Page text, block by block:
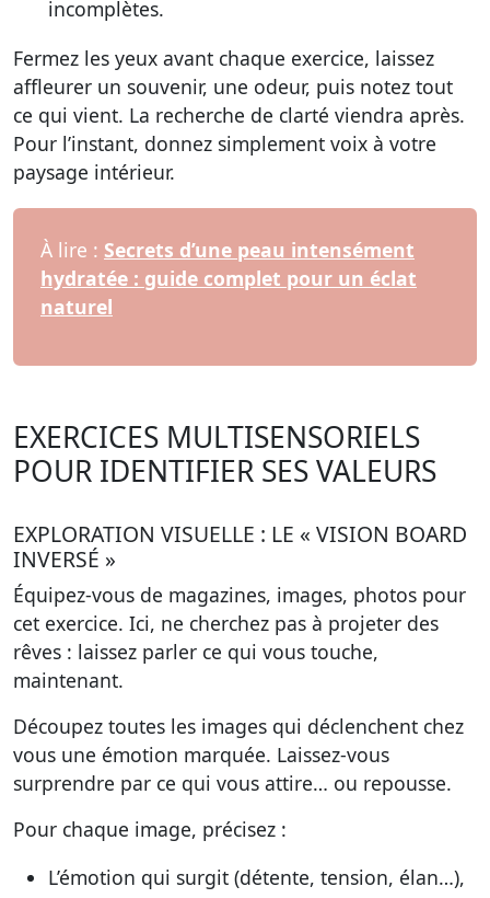
incomplètes.
Fermez les yeux avant chaque exercice, laissez
affleurer un souvenir, une odeur, puis notez tout
ce qui vient. La recherche de clarté viendra après.
Pour l’instant, donnez simplement voix à votre
paysage intérieur.
À lire : Secrets d’une peau intensément
hydratée : guide complet pour un éclat
naturel
EXERCICES MULTISENSORIELS
POUR IDENTIFIER SES VALEURS
EXPLORATION VISUELLE : LE « VISION BOARD
INVERSÉ »
Équipez-vous de magazines, images, photos pour
cet exercice. Ici, ne cherchez pas à projeter des
rêves : laissez parler ce qui vous touche,
maintenant.
Découpez toutes les images qui déclenchent chez
vous une émotion marquée. Laissez-vous
surprendre par ce qui vous attire… ou repousse.
Pour chaque image, précisez :
L’émotion qui surgit (détente, tension, élan…),